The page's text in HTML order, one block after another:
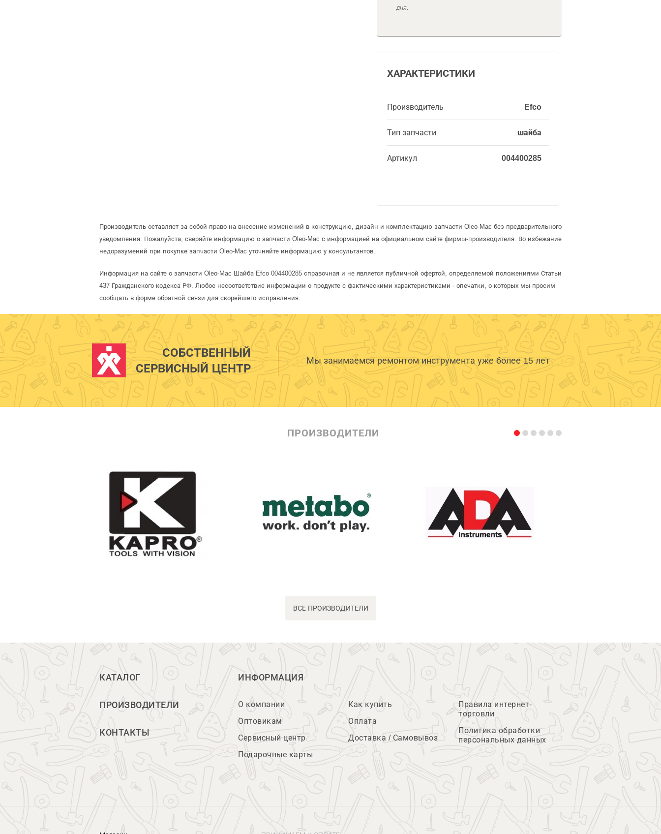
дня.
ХАРАКТЕРИСТИКИ
Производитель Efco
Тип запчасти шайба
Артикул 004400285
Производитель оставляет за собой право на внесение изменений в конструкцию, дизайн и комплектацию запчасти Oleo-Mac без предварительного
уведомления. Пожалуйста, сверяйте информацию о запчасти Oleo-Mac с информацией на официальном сайте фирмы-производителя. Во избежание
недоразумений при покупке запчасти Oleo-Mac уточняйте информацию у консультантов.
Информация на сайте о запчасти Oleo-Mac Шайба Efco 004400285 справочная и не является публичной офертой, определяемой положениями Статьи
437 Гражданского кодекса РФ. Любое несоответствие информации о продукте с фактическими характеристиками - опечатки, о которых мы просим
сообщать в форме обратной связи для скорейшего исправления.
СОБСТВЕННЫЙ
СЕРВИСНЫЙ ЦЕНТР
Мы занимаемся ремонтом инструмента уже более 15 лет
ПРОИЗВОДИТЕЛИ
ВСЕ ПРОИЗВОДИТЕЛИ
КАТАЛОГ
ПРОИЗВОДИТЕЛИ
КОНТАКТЫ
ИНФОРМАЦИЯ
О компании
Оптовикам
Сервисный центр
Подарочные карты
Как купить
Оплата
Доставка / Самовывоз
Правила интернет-
торговли
Политика обработки
персональных данных